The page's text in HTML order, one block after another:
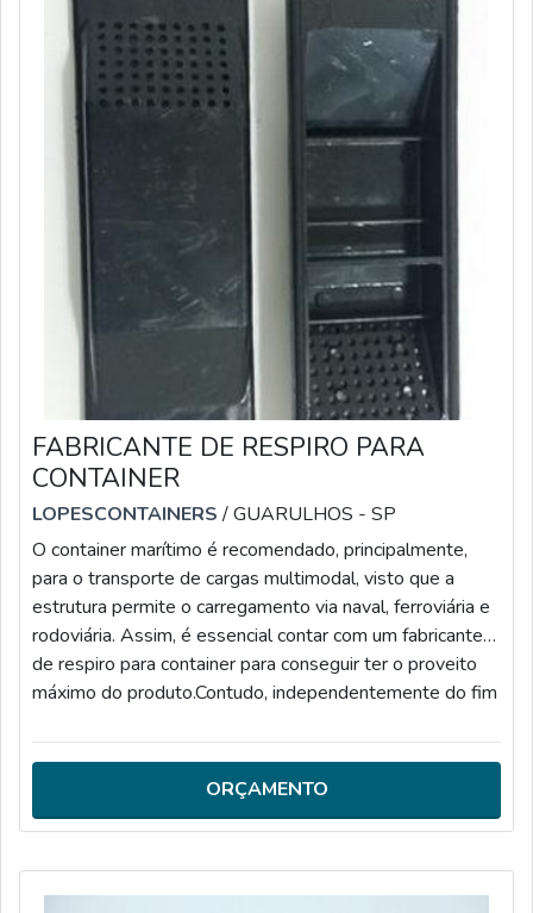
FABRICANTE DE RESPIRO PARA
CONTAINER
LOPESCONTAINERS/ GUARULHOS - SP
O container marítimo é recomendado, principalmente,
para o transporte de cargas multimodal, visto que a
estrutura permite o carregamento via naval, ferroviária e
rodoviária. Assim, é essencial contar com um fabricante
de respiro para container para conseguir ter o proveito
máximo do produto.Contudo, independentemente do fim
qualidades devem estar lado a lado. Por essa razão, tal
recipiente deve ser produzido com matérias-primas de
ORÇAMENTO